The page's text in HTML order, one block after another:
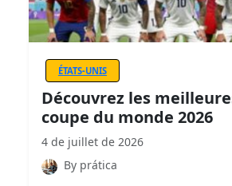
ÉTATS-UNIS
Découvrez les
coupe du monde 2026
4 de juillet de 2026
By prática